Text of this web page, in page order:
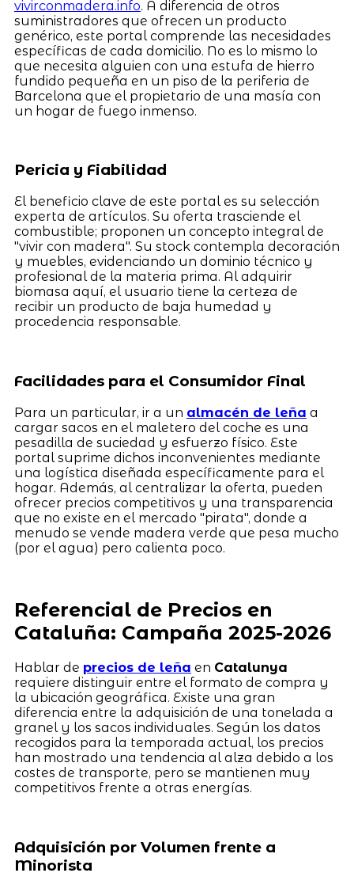
vivirconmadera.info. A diferencia de otros
suministradores que ofrecen un producto
genérico, este portal comprende las necesidades
específicas de cada domicilio. No es lo mismo lo
que necesita alguien con una estufa de hierro
fundido pequeña en un piso de la periferia de
Barcelona que el propietario de una masía con
un hogar de fuego inmenso.
Pericia y Fiabilidad
El beneficio clave de este portal es su selección
experta de artículos. Su oferta trasciende el
combustible; proponen un concepto integral de
"vivir con madera". Su stock contempla decoración
y muebles, evidenciando un dominio técnico y
profesional de la materia prima. Al adquirir
biomasa aquí, el usuario tiene la certeza de
recibir un producto de baja humedad y
procedencia responsable.
Facilidades para el Consumidor Final
Para un particular, ir a un almacén de leña a
cargar sacos en el maletero del coche es una
pesadilla de suciedad y esfuerzo físico. Este
portal suprime dichos inconvenientes mediante
una logística diseñada específicamente para el
hogar. Además, al centralizar la oferta, pueden
ofrecer precios competitivos y una transparencia
que no existe en el mercado "pirata", donde a
menudo se vende madera verde que pesa mucho
(por el agua) pero calienta poco.
Referencial de Precios en
Cataluña: Campaña 2025-2026
Hablar de precios de leña en Catalunya
requiere distinguir entre el formato de compra y
la ubicación geográfica. Existe una gran
diferencia entre la adquisición de una tonelada a
granel y los sacos individuales. Según los datos
recogidos para la temporada actual, los precios
han mostrado una tendencia al alza debido a los
costes de transporte, pero se mantienen muy
competitivos frente a otras energías.
Adquisición por Volumen frente a
Minorista